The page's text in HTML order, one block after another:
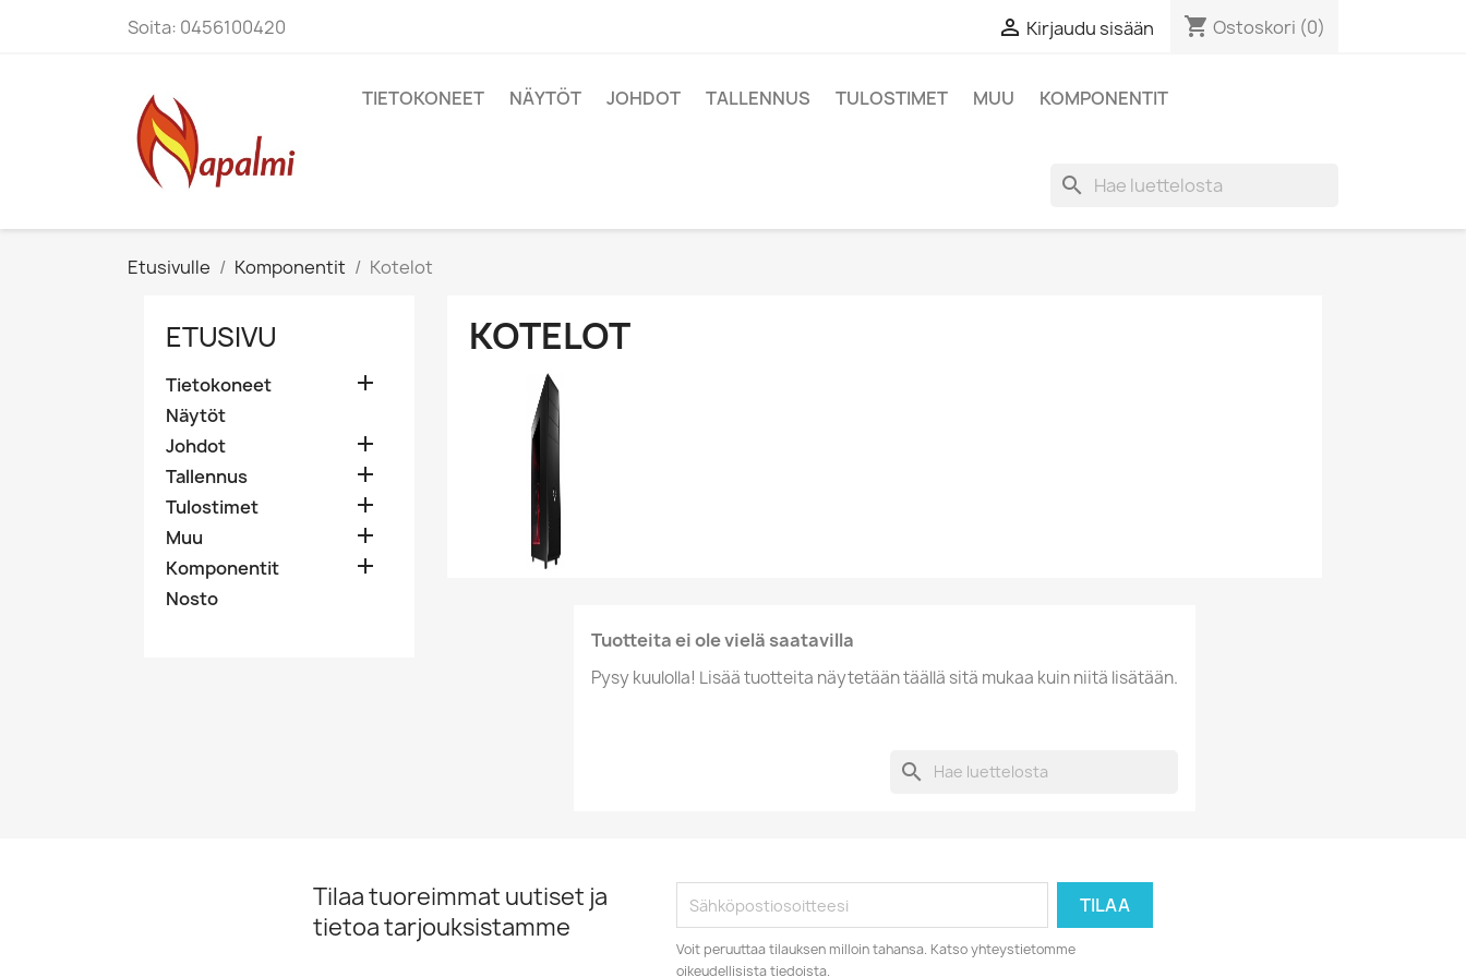
Soita: 0456100420  Kirjaudu sisään shopping_cart Ostoskori (0)
TIETOKONEET NÄYTÖT JOHDOT TALLENNUS TULOSTIMET MUU KOMPONENTIT
search
Etusivulle Komponentit Kotelot
ETUSIVU
Tietokoneet 
Näytöt
Johdot

Tallennus 
Tulostimet 
Muu 
Komponentit 
Nosto
KOTELOT
Tuotteita ei ole vielä saatavilla
Pysy kuulolla! Lisää tuotteita näytetään täällä sitä mukaa kuin niitä lisätään.
search
Tilaa tuoreimmat uutiset ja
tietoa tarjouksistamme
Voit peruuttaa tilauksen milloin tahansa. Katso yhteystietomme
oikeudellisista tiedoista.